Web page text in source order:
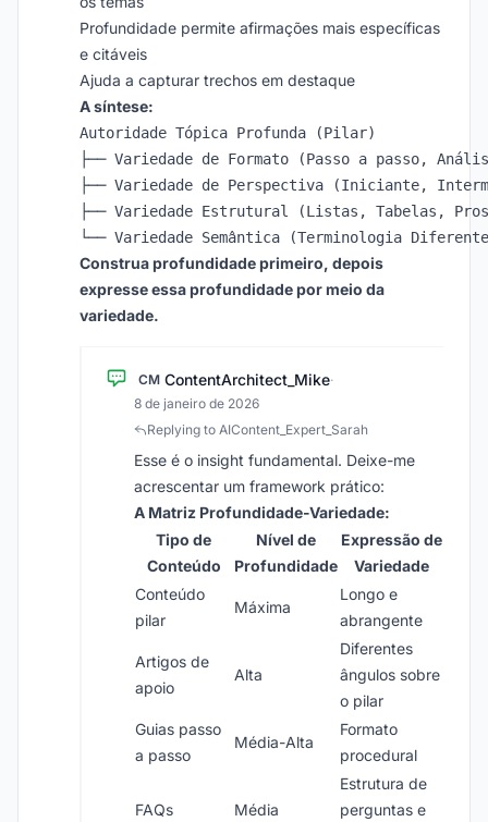
Profundidade permite afirmações mais específicas
e citáveis
Ajuda a capturar trechos em destaque
A síntese:
Autoridade Tópica Profunda (Pilar)
├── Variedade de Formato (Passo a passo,
├── Variedade de Perspectiva (Iniciante,
├── Variedade Estrutural (Listas, Tabelas,
Construa profundidade primeiro, depois
expresse essa profundidade por meio da
variedade.
CM ContentArchitect_Mike·
8 de janeiro de 2026
Replying to AIContent_Expert_Sarah
Esse é o insight fundamental. Deixe-me
acrescentar um framework prático:
A Matriz Profundidade-Variedade:
Tipo de
Conteúdo
Nível de
Profundidade
Expressão de
Variedade
Conteúdo
pilar
Máxima
Longo e
abrangente
Artigos de
apoio
Alta
Diferentes
ângulos sobre
o pilar
Guias passo
a passo
Média-Alta
Formato
procedural
FAQs Média
Estrutura de
perguntas e